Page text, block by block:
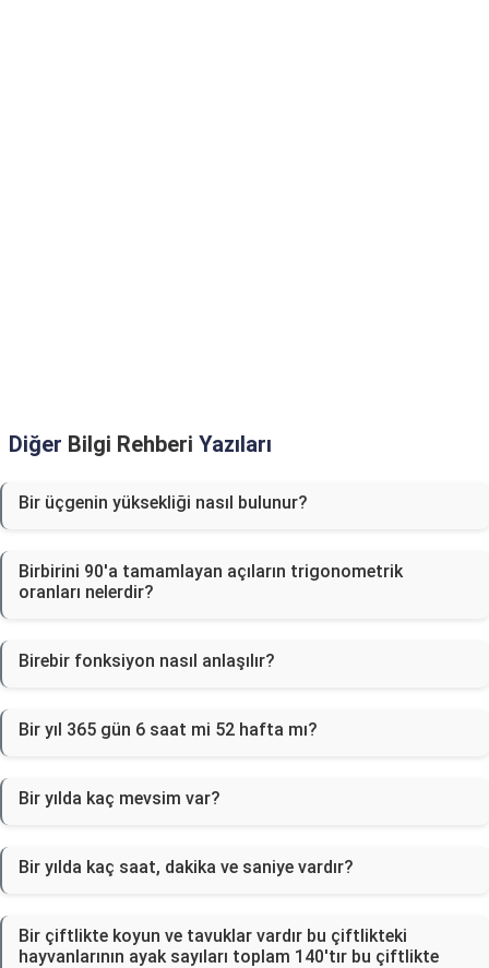
Diğer Bilgi Rehberi Yazıları
Bir üçgenin yüksekliği nasıl bulunur?
Birbirini 90'a tamamlayan açıların trigonometrik
oranları nelerdir?
Birebir fonksiyon nasıl anlaşılır?
Bir yıl 365 gün 6 saat mi 52 hafta mı?
Bir yılda kaç mevsim var?
Bir yılda kaç saat, dakika ve saniye vardır?
Bir çiftlikte koyun ve tavuklar vardır bu çiftlikteki
hayvanlarının ayak sayıları toplam 140'tır bu çiftlikte